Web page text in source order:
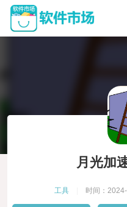
月光加
工具 时间：